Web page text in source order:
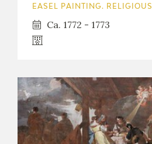
EASEL PAINTING. RELIGIOUS
Ca. 1772 - 1773